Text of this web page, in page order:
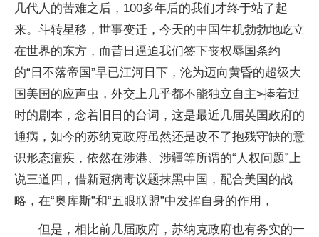
几代人的苦难之后，100多年后的我们才终于站了起
来。斗转星移，世事变迁，今天的中国生机勃勃地屹立
在世界的东方，而昔日逼迫我们签下丧权辱国条约
的“日不落帝国”早已江河日下，沦为迈向黄昏的超级大
国美国的应声虫，外交上几乎都不能独立自主>捧着过
时的剧本，念着旧日的台词，这是最近几届英国政府的
通病，如今的苏纳克政府虽然还是改不了抱残守缺的意
识形态痼疾，依然在涉港、涉疆等所谓的“人权问题”上
说三道四，借新冠病毒议题抹黑中国，配合美国的战
略，在“奥库斯”和“五眼联盟”中发挥自身的作用，
但是，相比前几届政府，苏纳克政府也有务实的一